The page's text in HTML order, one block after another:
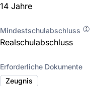
14 Jahre
Mindestschulabschluss
Realschulabschluss
Erforderliche Dokumente
Zeugnis